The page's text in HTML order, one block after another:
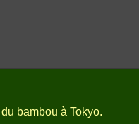
bambou à Tokyo.